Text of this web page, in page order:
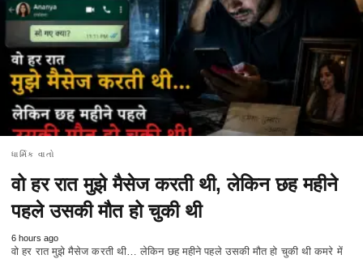
ધાર્મિક વાતો
वो हर रात मुझे मैसेज करती थी, लेकिन छह महीने
पहले उसकी मौत हो चुकी थी
6 hours ago
वो हर रात मुझे मैसेज करती थी… लेकिन छह महीने पहले उसकी मौत हो चुकी थी कमरे में